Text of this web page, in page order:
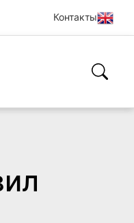
Контакты